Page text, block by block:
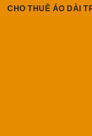
CHO THUÊ ÁO DÀI